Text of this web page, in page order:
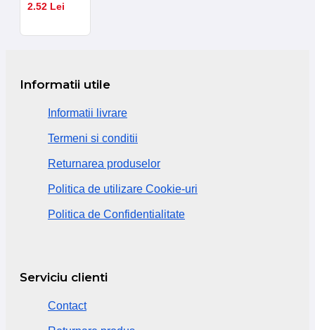
2.52 Lei
Informatii utile
Informatii livrare
Termeni si conditii
Returnarea produselor
Politica de utilizare Cookie-uri
Politica de Confidentialitate
Serviciu clienti
Contact